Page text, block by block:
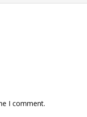
I comment.